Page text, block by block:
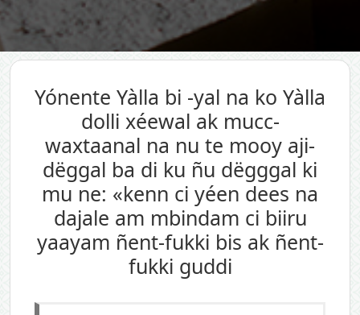
Yónente Yàlla bi -yal na ko Yàlla
dolli xéewal ak mucc-
waxtaanal na nu te mooy aji-
dëggal ba di ku ñu dëgggal ki
mu ne: «kenn ci yéen dees na
dajale am mbindam ci biiru
yaayam ñent-fukki bis ak ñent-
fukki guddi